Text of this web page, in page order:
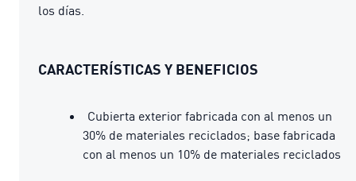
los días.
CARACTERÍSTICAS Y BENEFICIOS
Cubierta exterior fabricada con al menos un
30% de materiales reciclados; base fabricada
con al menos un 10% de materiales reciclados